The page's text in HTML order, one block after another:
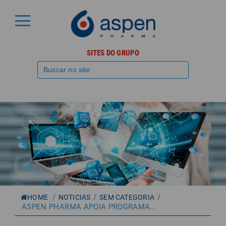
SITES DO GRUPO
HOME / NOTICIAS / SEM CATEGORIA /
ASPEN PHARMA APOIA PROGRAMA...